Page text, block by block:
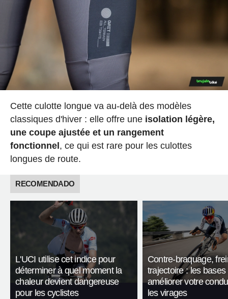
Cette culotte longue va au-delà des modèles
classiques d'hiver : elle offre une isolation légère,
une coupe ajustée et un rangement
fonctionnel, ce qui est rare pour les culottes
longues de route.
RECOMENDADO
L'UCI utilise cet indice pour
déterminer à quel moment la
chaleur devient dangereuse
pour les cyclistes
Contre-braquage,
trajectoire : les bases
améliorer votre
les virages